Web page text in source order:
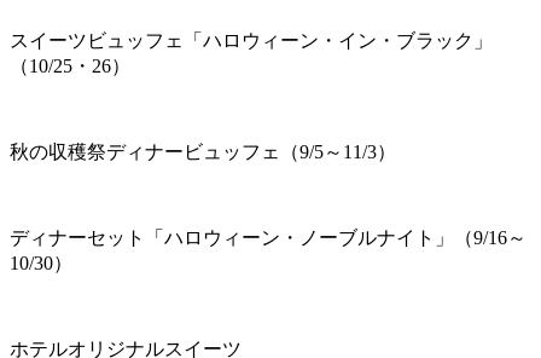
スイーツビュッフェ「ハロウィーン・イン・ブラック」
（10/25・26）
秋の収穫祭ディナービュッフェ（9/5～11/3）
ディナーセット「ハロウィーン・ノーブルナイト」（9/16～
10/30）
ホテルオリジナルスイーツ